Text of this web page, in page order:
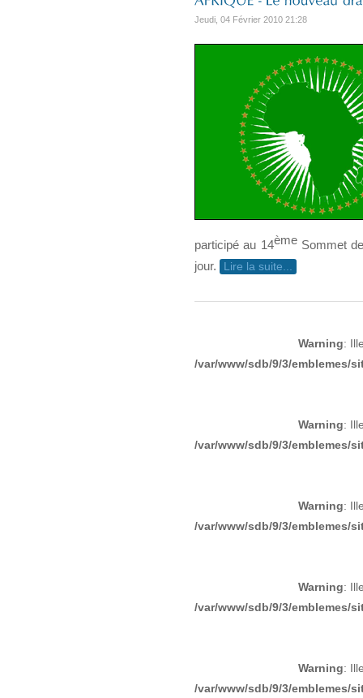
Jeudi, 04 Février 2010 21:28
participé au 14èmeSommet
jour.
Lire la suite...
Warning:
/var/www/sdb/9/3/emblemes/
Warning:
/var/www/sdb/9/3/emblemes/
Warning:
/var/www/sdb/9/3/emblemes/
Warning:
/var/www/sdb/9/3/emblemes/
Warning:
/var/www/sdb/9/3/emblemes/